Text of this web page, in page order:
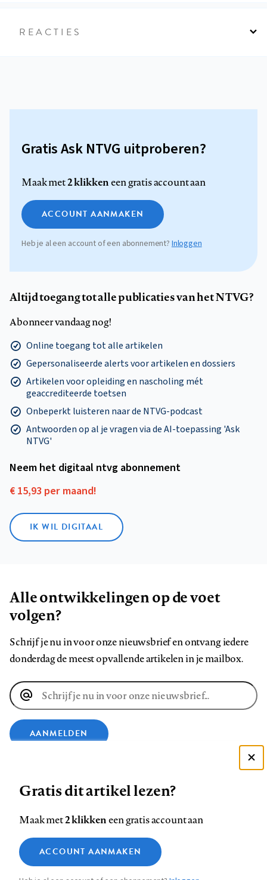
REACTIES
Gratis Ask NTVG uitproberen?
Maak met2 klikkeneen gratis account aan
ACCOUNT AANMAKEN
Heb je al een account of een abonnement?Inloggen
Altijd toegang tot alle publicaties van het NTVG?
Abonneer vandaag nog!
Online toegang tot alle artikelen
Gepersonaliseerde alerts voor artikelen en dossiers
Artikelen voor opleiding en nascholing mét
geaccrediteerde toetsen
Onbeperkt luisteren naar de NTVG-podcast
Antwoorden op al je vragen via de AI-toepassing 'Ask
NTVG'
Neem het digitaal ntvg abonnement
€ 15,93 per maand!
IK WIL DIGITAAL
Alle ontwikkelingen op de voet
volgen?
Schrijf je nu in voor onze nieuwsbrief en ontvang iedere
donderdag de meest opvallende artikelen in je mailbox.
E-
mailadres
AANMELDEN
op
Facebook
op
LinkedIn
op
Bluesky
ons
op
InstagramYouTube
Footer
Contact Colofon Disclaimer Privacy
Medische vragen verdienen
betrouwbare antwoorden
Zie onze cookie policy
Analytische cookies
Gratis dit artikel lezen?
Maak met2 klikkeneen gratis account aan
ACCOUNT AANMAKEN